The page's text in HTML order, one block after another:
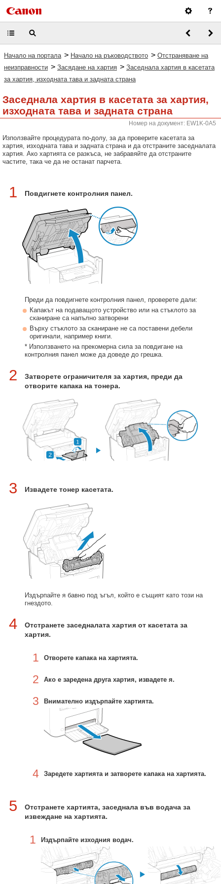
Начало на портала > Начало на ръководството > Отстраняване на
неизправности > Засядане на хартия > Заседнала хартия в касетата
за хартия, изходната тава и задната страна
Заседнала хартия в касетата за хартия,
изходната тава и задната страна
Номер на документ: EW1K-0A5
Използвайте процедурата по-долу, за да проверите касетата за
хартия, изходната тава и задната страна и да отстраните заседналата
хартия. Ако хартията се разкъса, не забравяйте да отстраните
частите, така че да не останат парчета.
1 Повдигнете контролния панел.
Преди да повдигнете контролния панел, проверете дали:
Капакът на подаващото устройство или на стъклото за
сканиране са напълно затворени
Върху стъклото за сканиране не са поставени дебели
оригинали, например книги.
* Използването на прекомерна сила за повдигане на
контролния панел може да доведе до грешка.
2
Затворете ограничителя за хартия, преди да
отворите капака на тонера.
3 Извадете тонер касетата.
Издърпайте я бавно под ъгъл, който е същият като този на
гнездото.
4
Отстранете заседналата хартия от касетата за
хартия.
1 Отворете капака на хартията.
2 Ако е заредена друга хартия, извадете я.
3 Внимателно издърпайте хартията.
4 Заредете хартията и затворете капака на хартията.
5
Отстранете хартията, заседнала във водача за
извеждане на хартията.
1 Издърпайте изходния водач.